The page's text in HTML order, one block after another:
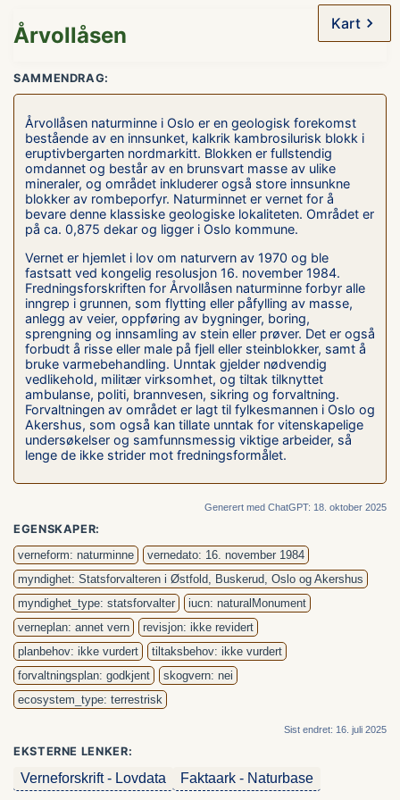
Kart
Årvollåsen
SAMMENDRAG:
Årvollåsen naturminne i Oslo er en geologisk forekomst
bestående av en innsunket, kalkrik kambrosilurisk blokk i
eruptivbergarten nordmarkitt. Blokken er fullstendig
omdannet og består av en brunsvart masse av ulike
mineraler, og området inkluderer også store innsunkne
blokker av rombeporfyr. Naturminnet er vernet for å
bevare denne klassiske geologiske lokaliteten. Området er
på ca. 0,875 dekar og ligger i Oslo kommune.
Vernet er hjemlet i lov om naturvern av 1970 og ble
fastsatt ved kongelig resolusjon 16. november 1984.
Fredningsforskriften for Årvollåsen naturminne forbyr alle
inngrep i grunnen, som flytting eller påfylling av masse,
anlegg av veier, oppføring av bygninger, boring,
sprengning og innsamling av stein eller prøver. Det er også
forbudt å risse eller male på fjell eller steinblokker, samt å
bruke varmebehandling. Unntak gjelder nødvendig
vedlikehold, militær virksomhet, og tiltak tilknyttet
ambulanse, politi, brannvesen, sikring og forvaltning.
Forvaltningen av området er lagt til fylkesmannen i Oslo og
Akershus, som også kan tillate unntak for vitenskapelige
undersøkelser og samfunnsmessig viktige arbeider, så
lenge de ikke strider mot fredningsformålet.
Generert med ChatGPT: 18. oktober 2025
EGENSKAPER:
verneform: naturminne
vernedato: 16. november 1984
myndighet: Statsforvalteren i Østfold, Buskerud, Oslo og Akershus
myndighet_type: statsforvalter
iucn: naturalMonument
verneplan: annet vern
revisjon: ikke revidert
planbehov: ikke vurdert
tiltaksbehov: ikke vurdert
forvaltningsplan: godkjent
skogvern: nei
ecosystem_type: terrestrisk
Sist endret: 16. juli 2025
EKSTERNE LENKER:
Verneforskrift - Lovdata Faktaark - Naturbase